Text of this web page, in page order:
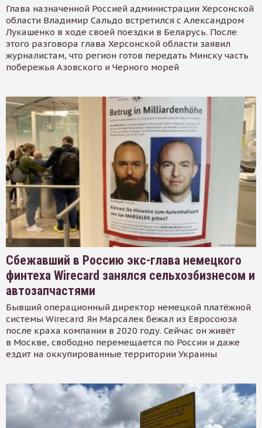
Глава назначенной Россией администрации Херсонской
области Владимир Сальдо встретился с Александром
Лукашенко в ходе своей поездки в Беларусь. После
этого разговора глава Херсонской области заявил
журналистам, что регион готов передать Минску часть
побережья Азовского и Черного морей
Сбежавший в Россию экс-глава немецкого
финтеха Wirecard занялся сельхозбизнесом и
автозапчастями
Бывший операционный директор немецкой платёжной
системы Wirecard Ян Марсалек бежал из Евросоюза
после краха компании в 2020 году. Сейчас он живёт
в Москве, свободно перемещается по России и даже
ездит на оккупированные территории Украины